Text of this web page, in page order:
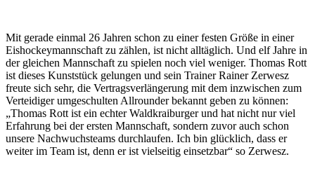
Mit gerade einmal 26 Jahren schon zu einer festen Größe in einer
Eishockeymannschaft zu zählen, ist nicht alltäglich. Und elf Jahre in
der gleichen Mannschaft zu spielen noch viel weniger. Thomas Rott
ist dieses Kunststück gelungen und sein Trainer Rainer Zerwesz
freute sich sehr, die Vertragsverlängerung mit dem inzwischen zum
Verteidiger umgeschulten Allrounder bekannt geben zu können:
„Thomas Rott ist ein echter Waldkraiburger und hat nicht nur viel
Erfahrung bei der ersten Mannschaft, sondern zuvor auch schon
unsere Nachwuchsteams durchlaufen. Ich bin glücklich, dass er
weiter im Team ist, denn er ist vielseitig einsetzbar“ so Zerwesz.